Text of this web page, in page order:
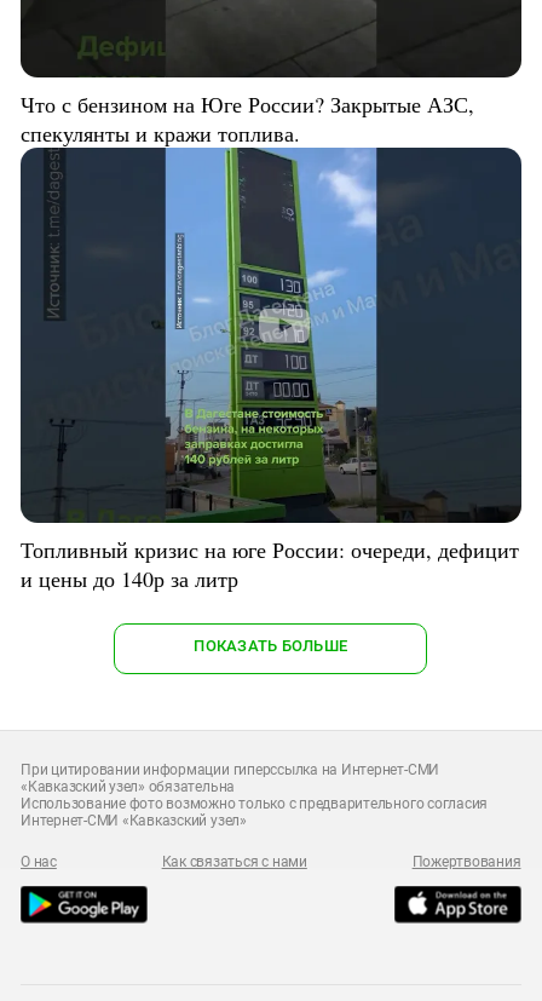
Что с бензином на Юге России? Закрытые АЗС,
спекулянты и кражи топлива.
Топливный кризис на юге России: очереди, дефицит
и цены до 140р за литр
ПОКАЗАТЬ БОЛЬШЕ
При цитировании информации гиперссылка на Интернет-СМИ
«Кавказский узел» обязательна
Использование фото возможно только с предварительного согласия
Интернет-СМИ «Кавказский узел»
О нас Как связаться с нами Пожертвования